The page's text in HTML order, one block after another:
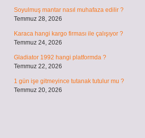
Soyulmuş mantar nasıl muhafaza edilir ?
Temmuz 28, 2026
Karaca hangi kargo firması ile çalışıyor ?
Temmuz 24, 2026
Gladiator 1992 hangi platformda ?
Temmuz 22, 2026
1 gün işe gitmeyince tutanak tutulur mu ?
Temmuz 20, 2026